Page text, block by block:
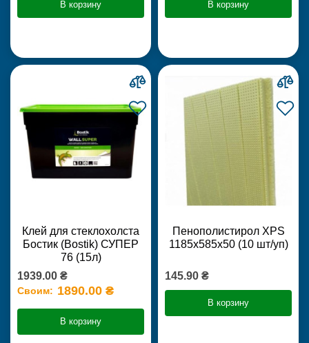
В корзину В корзину
Клей для стеклохолста
Бостик (Bostik) СУПЕР
76 (15л)
1939.00 ₴
Своим: 1890.00 ₴
В корзину
Пенополистирол XPS
1185х585х50 (10 шт/уп)
145.90 ₴
В корзину